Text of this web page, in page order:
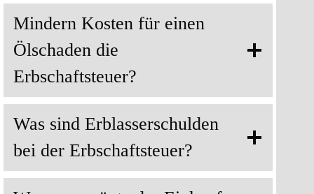
Mindern Kosten für einen
Ölschaden die
Erbschaftsteuer?
Was sind Erblasserschulden
bei der Erbschaftsteuer?